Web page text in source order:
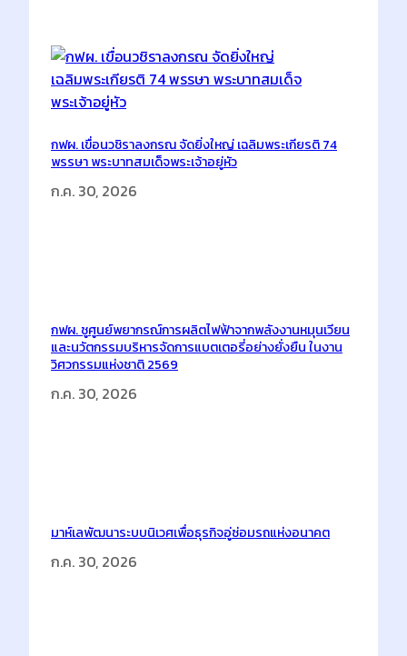
กฟผ. เขื่อนวชิราลงกรณ จัดยิ่งใหญ่ เฉลิมพระเกียรติ 74
พรรษา พระบาทสมเด็จพระเจ้าอยู่หัว
ก.ค. 30, 2026
กฟผ. ชูศูนย์พยากรณ์การผลิตไฟฟ้าจากพลังงานหมุนเวียน
และนวัตกรรมบริหารจัดการแบตเตอรี่อย่างยั่งยืน ในงาน
วิศวกรรมแห่งชาติ 2569
ก.ค. 30, 2026
มาห์เลพัฒนาระบบนิเวศเพื่อธุรกิจอู่ซ่อมรถแห่งอนาคต
ก.ค. 30, 2026